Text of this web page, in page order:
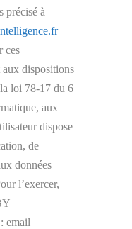
précisé à
ces
dispositions
loi 78-17 du 6
aux
dispose
de
données
l’exercer,
email